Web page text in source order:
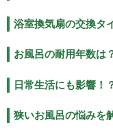
浴室換気扇の交換タ
お風呂の耐用年数は
日常生活にも影響！
狭いお風呂の悩みを